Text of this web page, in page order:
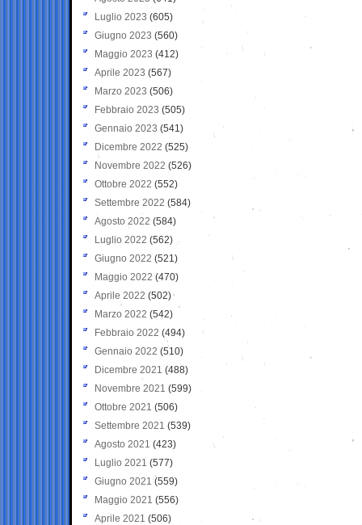
Luglio 2023 (605)
Giugno 2023 (560)
Maggio 2023 (412)
Aprile 2023 (567)
Marzo 2023 (506)
Febbraio 2023 (505)
Gennaio 2023 (541)
Dicembre 2022 (525)
Novembre 2022 (526)
Ottobre 2022 (552)
Settembre 2022 (584)
Agosto 2022 (584)
Luglio 2022 (562)
Giugno 2022 (521)
Maggio 2022 (470)
Aprile 2022 (502)
Marzo 2022 (542)
Febbraio 2022 (494)
Gennaio 2022 (510)
Dicembre 2021 (488)
Novembre 2021 (599)
Ottobre 2021 (506)
Settembre 2021 (539)
Agosto 2021 (423)
Luglio 2021 (577)
Giugno 2021(559)
Maggio 2021 (556)
Aprile 2021 (506)